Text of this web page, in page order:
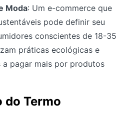
Moda: Um e-commerce que
pode definir seu
conscientes de 18-35
práticas ecológicas e
pagar mais por produtos
do Termo